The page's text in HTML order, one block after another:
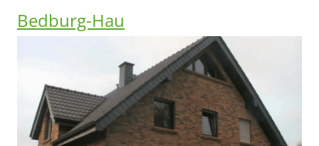
Bedburg-Hau